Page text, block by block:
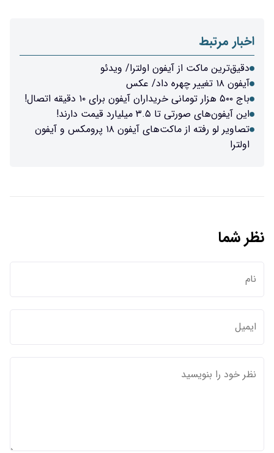
اخبار مرتبط
دقیق‌ترین ماکت از آیفون اولترا/ ویدئو
آیفون ۱۸ تغییر چهره داد/ عکس
باج ۵۰۰ هزار تومانی خریداران آیفون برای ۱۰ دقیقه اتصال!
این آیفون‌های صورتی تا ۳.۵ میلیارد قیمت دارند!
تصاویر لو رفته از ماکت‌های آیفون ۱۸ پرومکس و آیفون
اولترا
نظر شما